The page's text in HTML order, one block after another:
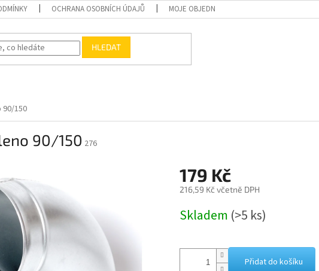
OCHRANA OSOBNÍCH ÚDAJŮ MOJE OBJEDNÁVKA
HLEDAT
90/150
90/150 276
179 Kč
216,59 Kč včetně DPH
cena:
Skladem (>5 ks)
Přidat do košíku